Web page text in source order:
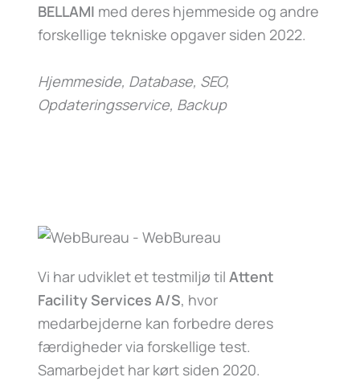
BELLAMI med deres hjemmeside og andre
forskellige tekniske opgaver siden 2022.
Hjemmeside, Database, SEO,
Opdateringsservice, Backup
Vi har udviklet et testmiljø til Attent
Facility Services A/S, hvor
medarbejderne kan forbedre deres
færdigheder via forskellige test.
Samarbejdet har kørt siden 2020.